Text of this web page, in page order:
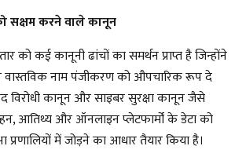
सक्षम करने वाले कानून
को कई कानूनी ढांचों का समर्थन प्राप्त है जिन्होंने
वास्तविक नाम पंजीकरण को औपचारिक रूप दे
विरोधी कानून और साइबर सुरक्षा कानून जैसे
आतिथ्य और ऑनलाइन प्लेटफार्मों के डेटा को
प्रणालियों में जोड़ने का आधार तैयार किया है।